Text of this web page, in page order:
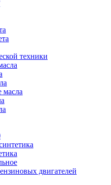
техники
масла
двигателей